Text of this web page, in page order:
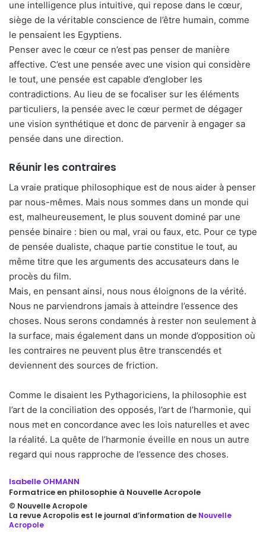
une intelligence plus intuitive, qui repose dans le cœur,
siège de la véritable conscience de l’être humain, comme
le pensaient les Egyptiens.
Penser avec le cœur ce n’est pas penser de manière
affective. C’est une pensée avec une vision qui considère
le tout, une pensée est capable d’englober les
contradictions. Au lieu de se focaliser sur les éléments
particuliers, la pensée avec le cœur permet de dégager
une vision synthétique et donc de parvenir à engager sa
pensée dans une direction.
Réunir les contraires
La vraie pratique philosophique est de nous aider à penser
par nous-mêmes. Mais nous sommes dans un monde qui
est, malheureusement, le plus souvent dominé par une
pensée binaire : bien ou mal, vrai ou faux, etc. Pour ce type
de pensée dualiste, chaque partie constitue le tout, au
même titre que les arguments des accusateurs dans le
procès du film.
Mais, en pensant ainsi, nous nous éloignons de la vérité.
Nous ne parviendrons jamais à atteindre l’essence des
choses. Nous serons condamnés à rester non seulement à
la surface, mais également dans un monde d’opposition où
les contraires ne peuvent plus être transcendés et
deviennent des sources de friction.
Comme le disaient les Pythagoriciens, la philosophie est
l’art de la conciliation des opposés, l’art de l’harmonie, qui
nous met en concordance avec les lois naturelles et avec
la réalité. La quête de l’harmonie éveille en nous un autre
regard qui nous rapproche de l’essence des choses.
Isabelle OHMANN
Formatrice en philosophie à Nouvelle Acropole
© Nouvelle Acropole
La revue Acropolis est le journal d’information de Nouvelle
Acropole